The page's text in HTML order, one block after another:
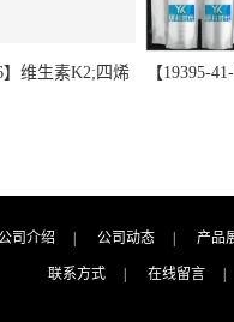
】维生素K2;四烯
咨询联系-王菲
【19395-
持三方验
司介绍 公司动态 产品
联系方式 在线留言